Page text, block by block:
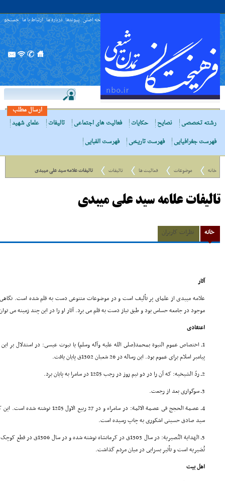
صفحه اصلی پیوندها درباره ما ارتباط با ما جستجو
ارسال مطلب
رشته تخصصی
نصایح حکایات فعالیت های اجتماعی تالیفات
علمای شهید
فهرست جغرافیایی
فهرست تاریخی فهرست الفبایی
خانه موضوعات فعالیت ها تالیفات تالیفات علامه سید علی میبدی
تالیفات علامه سید علی میبدی
خانه نظرات کاربران
آثار
علامه میبدى از علماى پر تألیف است و در موضوعات متنوعى دست به قلم شده است. نگاهى
موجود در جامعه حساس بود و طبق نیاز دست به قلم مى برد. آثار او را در این چند زمینه مى
اعتقادى
1ـ اختصاص عموم النبوة بمحمد(صلى الله علیه وآله وسلم) یا نبوت عیسى: در استدلال
پیامبر اسلام براى عموم بود. این رساله در 26 شعبان 1302ق پایان یافت.
2ـ ردّ الشیخیه: که آن را در دو نیم روز در رجب 1285 در سامرا به پایان برد.
3ـ سوگوارى بعد از رجعت.
4ـ عصمة الحجج فى عصمة الائمة: در
سید صادق حسینى اشکورى به چاپ رسیده است.
5ـ الهدایة النُصیریة: در سال 1303ق در کرمانشاه نوشته شده و در سال 1306ق در قطع کوچک به چاپ رسیده است.
نُصَیریه است و تأثیر بسزایى در میان مردم گذاشت.
اهل بیت